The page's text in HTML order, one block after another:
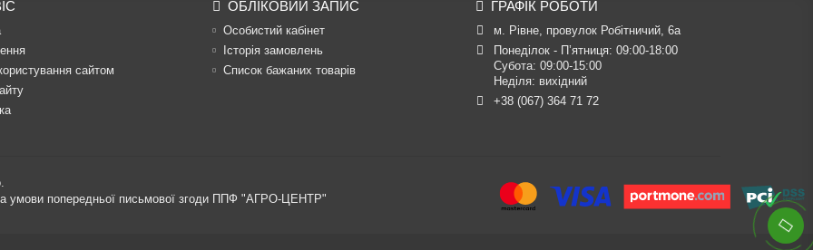
сайтом
ОБЛІКОВИЙ ЗАПИС
Особистий кабінет
Історія замовлень
Список бажаних товарів
ГРАФІК РОБОТИ
м. Рівне, провулок Робітничий, 6а
Понеділок - П’ятниця: 09:00-18:00
Субота: 09:00-15:00
Неділя: вихідний
+38 (067) 364 71 72
умови попередньої письмової згоди ППФ "АГРО-ЦЕНТР"